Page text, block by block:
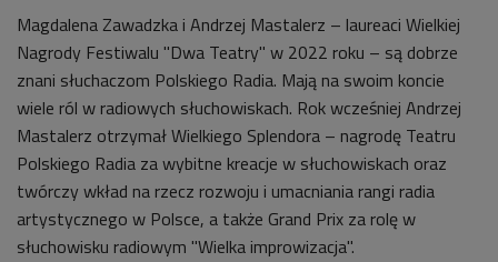
Magdalena Zawadzka i Andrzej Mastalerz – laureaci Wielkiej
Nagrody Festiwalu "Dwa Teatry" w 2022 roku – są dobrze
znani słuchaczom Polskiego Radia. Mają na swoim koncie
wiele ról w radiowych słuchowiskach. Rok wcześniej Andrzej
Mastalerz otrzymał Wielkiego Splendora – nagrodę Teatru
Polskiego Radia za wybitne kreacje w słuchowiskach oraz
twórczy wkład na rzecz rozwoju i umacniania rangi radia
artystycznego w Polsce, a także Grand Prix za rolę w
słuchowisku radiowym "Wielka improwizacja".